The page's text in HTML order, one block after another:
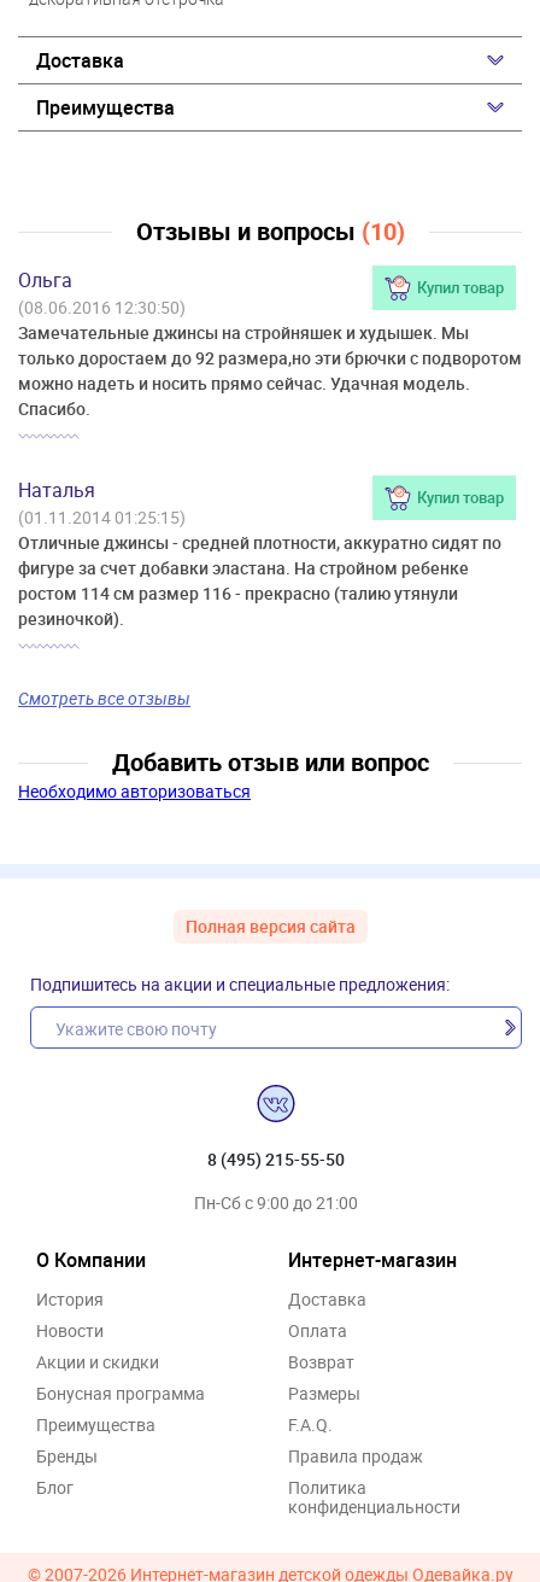
Доставка
Преимущества
Отзывы и вопросы (10)
Ольга Купил товар
(08.06.2016 12:30:50)
Замечательные джинсы на стройняшек и худышек. Мы
только доростаем до 92 размера,но эти брючки с подворотом
можно надеть и носить прямо сейчас. Удачная модель.
Спасибо.
Наталья Купил товар
(01.11.2014 01:25:15)
Отличные джинсы - средней плотности, аккуратно сидят по
фигуре за счет добавки эластана. На стройном ребенке
ростом 114 см размер 116 - прекрасно (талию утянули
резиночкой).
Смотреть все отзывы
Добавить отзыв или вопрос
Необходимо авторизоваться
Полная версия сайта
Подпишитесь на акции и специальные предложения:
8 (495) 215-55-50
Пн-Сб с 9:00 до 21:00
О Компании
История
Новости
Акции и скидки
Бонусная программа
Преимущества
Бренды
Блог
Интернет-магазин
Доставка
Оплата
Возврат
Размеры
F.A.Q.
Правила продаж
Политика
конфиденциальности
© 2007-2026 Интернет-магазин детской одежды Одевайка.ру